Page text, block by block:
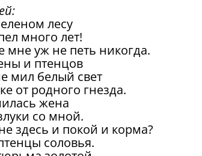
лесу
много лет!
мне уж не петь никогда.
и птенцов
мил белый свет
от родного гнезда.
жена
со мной.
здесь и покой и корма?
соловья.